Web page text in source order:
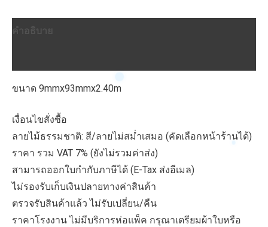
คำอธิบาย
ขนาด 9mmx93mmx2.40m
เงื่อนไขสั่งซื้อ
ลายไม้ธรรมชาติ: สี/ลายไม่สม่ำเสมอ (คัดเลือกหน้าร้านได้)
ราคา รวม VAT 7% (ยังไม่รวมค่าส่ง)
สามารถออกใบกำกับภาษีได้ (E-Tax ส่งอีเมล)
ไม่รองรับเก็บเงินปลายทางค่าสินค้า
ตรวจรับสินค้าแล้ว ไม่รับเปลี่ยน/คืน
ราคาโรงงาน ไม่มีบริการห่อแพ็ค กรุณาเตรียมผ้าใบหรือ